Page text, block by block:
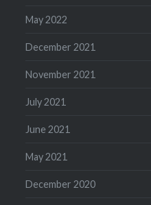
May 2022
December 2021
November 2021
July 2021
June 2021
May 2021
December 2020